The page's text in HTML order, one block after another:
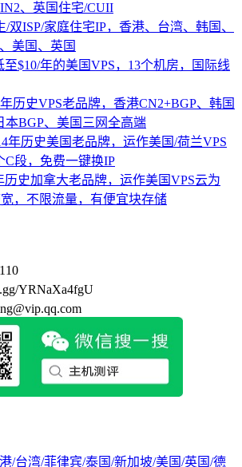
、英国住宅/CUII
/双ISP/家庭住宅IP，香港、台湾、韩国、
美国、英国
至$10/年的美国VPS，13个机房，国际线
年历史VPS老品牌，香港CN2+BGP、韩国
本BGP、美国三网全高端
年历史美国老品牌，运作美国/荷兰VPS
C段，免费一键换IP
历史加拿大老品牌，运作美国VPS云为
宽，不限流量，有便宜块存储
YRNaXa4fgU
/台湾/菲律宾/泰国/新加坡/美国/英国/德